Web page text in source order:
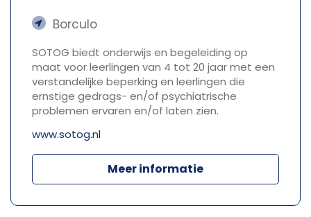
Borculo
SOTOG biedt onderwijs en begeleiding op
maat voor leerlingen van 4 tot 20 jaar met een
verstandelijke beperking en leerlingen die
ernstige gedrags- en/of psychiatrische
problemen ervaren en/of laten zien.
www.sotog.nl
Meer informatie